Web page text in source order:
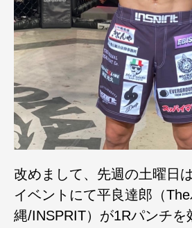
改めまして、先週の土曜日
イベントにて平良達郎（
縄/INSPRIT）が1Rパンチを